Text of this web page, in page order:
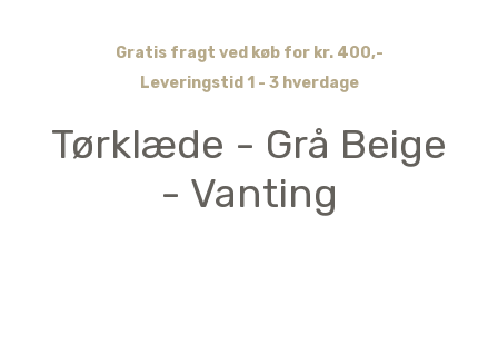
Gratis fragt ved køb for kr. 400,-
Leveringstid 1 - 3 hverdage
Tørklæde - Grå Beige
- Vanting